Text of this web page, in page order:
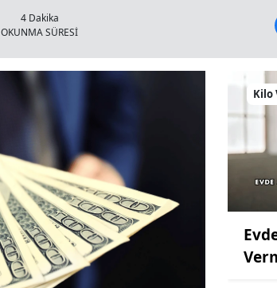
4 Dakika
OKUNMA SÜRESİ
Kilo